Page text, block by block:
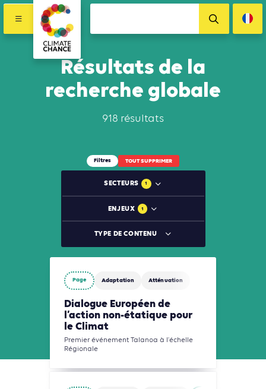
Résultats de la
recherche globale
918 résultats
Filtres TOUT SUPPRIMER
SECTEURS 1
ENJEUX 1
TYPE DE CONTENU
Page Adaptation Atténuation
Dialogue Européen de
l’action non-étatique pour
le Climat
Premier événement Talanoa à l'échelle
Régionale